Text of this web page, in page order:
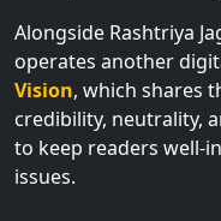
Alongside Rashtriya
operates another
Vision, which shares
credibility, neutrality,
to keep readers well-
issues.